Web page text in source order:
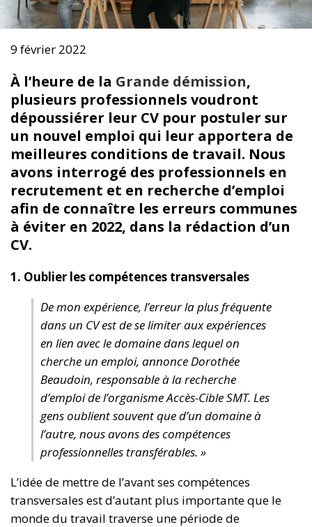
9 février 2022
À l’heure de la Grande démission,
plusieurs professionnels voudront
dépoussiérer leur CV pour postuler sur
un nouvel emploi qui leur apportera de
meilleures conditions de travail. Nous
avons interrogé des professionnels en
recrutement et en recherche d’emploi
afin de connaître les erreurs communes
à éviter en 2022, dans la rédaction d’un
CV.
1. Oublier les compétences transversales
De mon expérience, l’erreur la plus fréquente
dans un CV est de se limiter aux expériences
en lien avec le domaine dans lequel on
cherche un emploi, annonce Dorothée
Beaudoin, responsable à la recherche
d’emploi de l’organisme Accès-Cible SMT. Les
gens oublient souvent que d’un domaine à
l’autre, nous avons des compétences
professionnelles transférables. »
L’idée de mettre de l’avant ses compétences
transversales est d’autant plus importante que le
monde du travail traverse une période de